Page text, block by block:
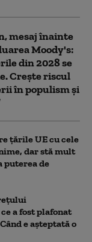
mesaj înainte
Moody's:
din 2028 se
Crește riscul
în populism și
țările UE cu cele
dar stă mult
puterea de
a fost plafonat
e așteptată o